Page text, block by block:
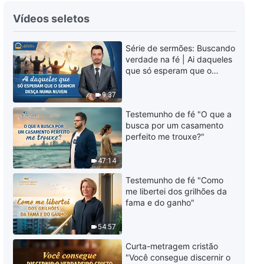
13:23
9:27
Palavras diárias de Deus:
Conhecendo a obra de Deus |
Trecho 163
3:17
Palavras diárias de Deus:
Conhecendo a obra de Deus |
Trecho 164
11:20
Palavras diárias de Deus:
Conhecendo a obra de Deus |
Trecho 165
Vídeos seletos
9:37
Série de sermões: Buscando
verdade na fé | Ai daqueles
que só esperam que o
47:14
Testemunho de fé "O que a
busca por um casamento
perfeito me trouxe?"
54:57
Testemunho de fé "Como
me libertei dos grilhões da
fama e do ganho"
Curta-metragem cristão
"Você consegue discernir o